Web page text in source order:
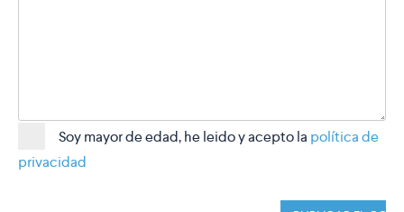
Soy mayor de edad, he leido y acepto la política de
privacidad